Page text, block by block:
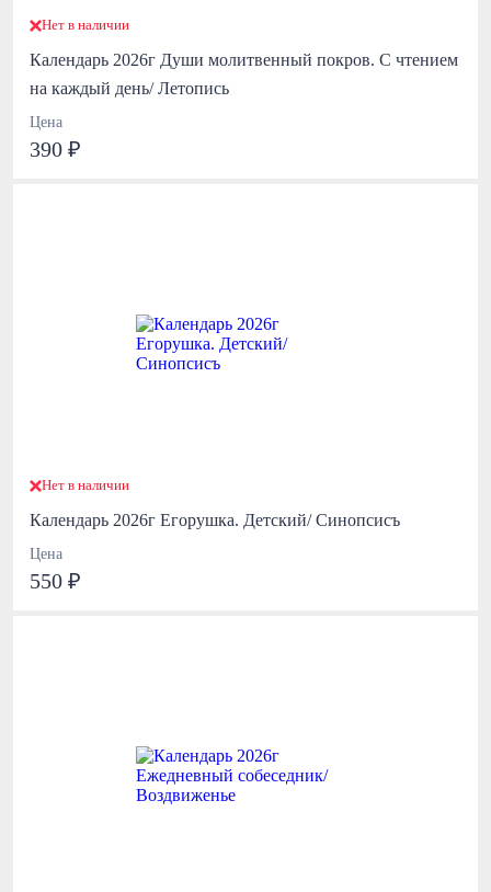
Нет в наличии
Календарь 2026г Души молитвенный покров. С чтением
на каждый день/ Летопись
Цена
390 ₽
Нет в наличии
Календарь 2026г Егорушка. Детский/ Синопсисъ
Цена
550 ₽